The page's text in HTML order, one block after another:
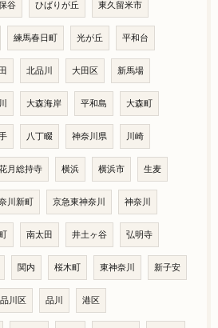
谷 ひばりが丘 東久留米市
練馬春日町 光が丘 平和台
北品川 大田区 新馬場
大森海岸 平和島 大森町
八丁畷 神奈川県 川崎
月総持寺 横浜 横浜市 生麦
川新町 京急東神奈川 神奈川
南太田 井土ヶ谷 弘明寺
関内 桜木町 東神奈川 新子安
品川区 品川 港区